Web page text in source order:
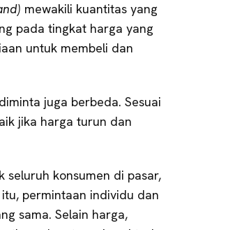
mewakili kuantitas yang
pada tingkat harga yang
untuk membeli dan
juga berbeda. Sesuai
jika harga turun dan
seluruh konsumen di pasar,
permintaan individu dan
sama. Selain harga,